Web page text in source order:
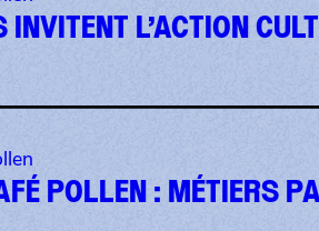
L’ACTION
POLLEN : MÉTIERS